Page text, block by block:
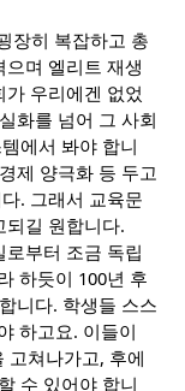
장히 복잡하고 총
며 엘리트 재생
우리에겐 없었
화를 넘어 그 사회
에서 봐야 합니
제 양극화 등 두고
. 그래서 교육문
길 원합니다.
부터 조금 독립
하듯이 100년 후
니다. 학생들 스스
하고요. 이들이
고쳐나가고, 후에
수 있어야 합니